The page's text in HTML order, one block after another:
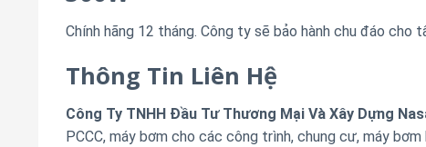
Chính hãng 12 tháng. Công ty sẽ bảo hành chu đáo cho
Thông Tin Liên Hệ
Công Ty TNHH Đầu Tư Thương Mại Và Xây Dựng
PCCC, máy bơm cho các công trình, chung cư, máy